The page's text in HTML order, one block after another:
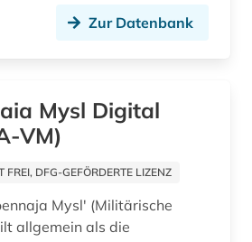
verlagsdatenbank (1)
vorderer orient (1)
Zur Datenbank
Mysl Digital
VM)
DFG-GEFÖRDERTE LIZENZ
Myslʹ (Militärische
allgemein als die